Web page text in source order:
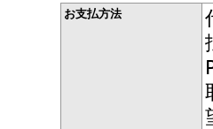
お支払方法